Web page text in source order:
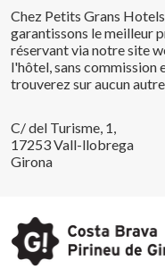
Chez Petits Grans
garantissons le meilleur
réservant via notre site
l'hôtel, sans commission
trouverez sur aucun
C/ del Turisme, 1,
17253 Vall-llobrega
Girona